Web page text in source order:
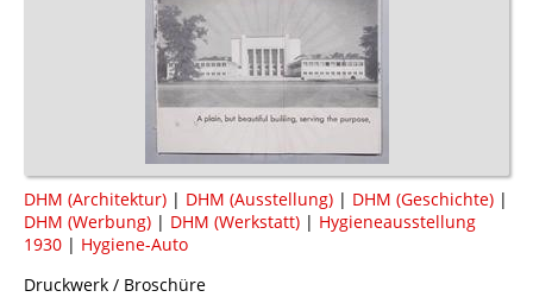
DHM (Architektur) | DHM (Ausstellung) | DHM (Geschichte) |
DHM (Werbung) | DHM (Werkstatt) | Hygieneausstellung
1930 | Hygiene-Auto
Druckwerk / Broschüre